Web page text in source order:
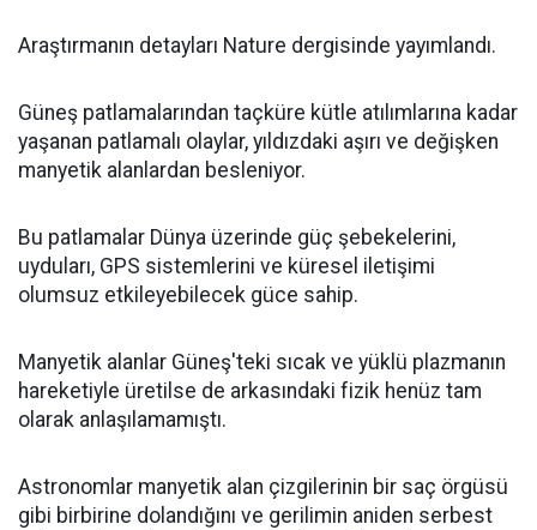
Araştırmanın detayları Nature dergisinde yayımlandı.
Güneş patlamalarından taçküre kütle atılımlarına kadar
yaşanan patlamalı olaylar, yıldızdaki aşırı ve değişken
manyetik alanlardan besleniyor.
Bu patlamalar Dünya üzerinde güç şebekelerini,
uyduları, GPS sistemlerini ve küresel iletişimi
olumsuz etkileyebilecek güce sahip.
Manyetik alanlar Güneş'teki sıcak ve yüklü plazmanın
hareketiyle üretilse de arkasındaki fizik henüz tam
olarak anlaşılamamıştı.
Astronomlar manyetik alan çizgilerinin bir saç örgüsü
gibi birbirine dolandığını ve gerilimin aniden serbest